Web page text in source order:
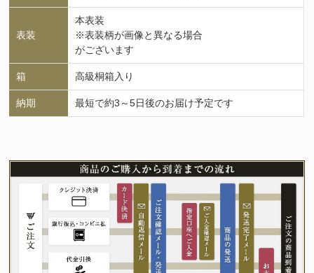
表装
本表装
※表装柄が画像と異なる場合
がございます
箱 高級桐箱入り
納期 最短で約3～5日後のお届け予定です